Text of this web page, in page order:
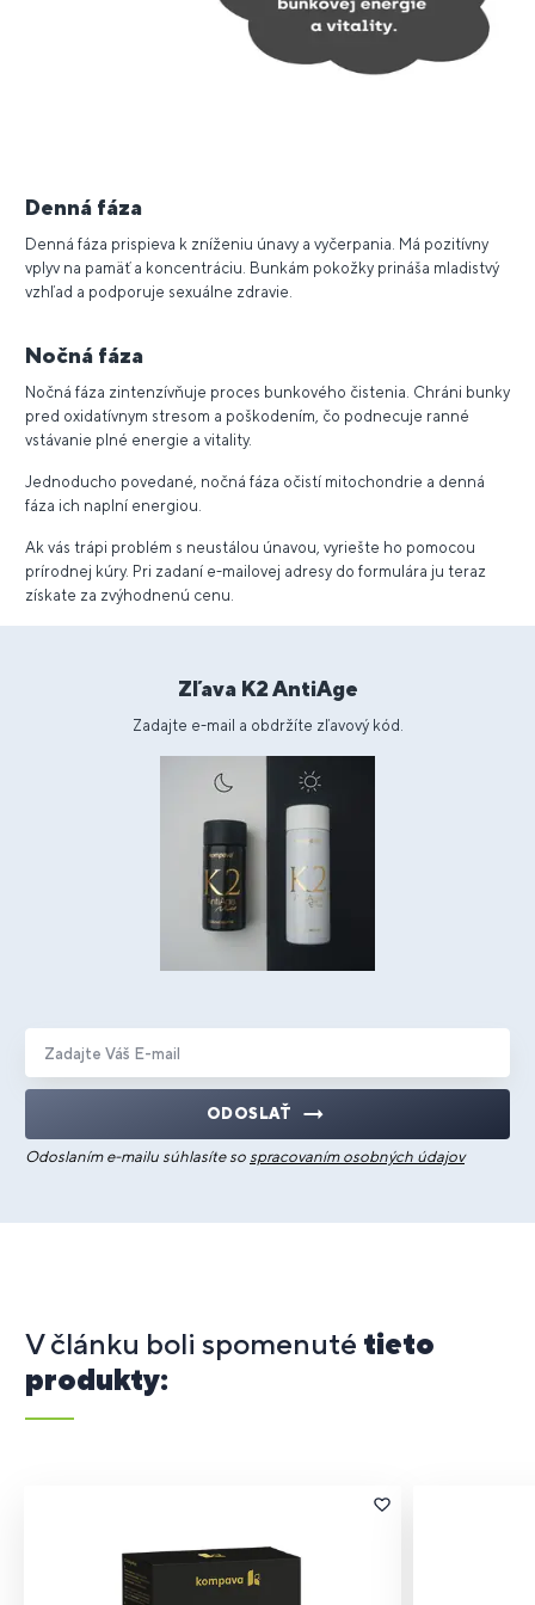
Denná fáza
Denná fáza prispieva k zníženiu únavy a vyčerpania. Má pozitívny
vplyv na pamäť a koncentráciu. Bunkám pokožky prináša mladistvý
vzhľad a podporuje sexuálne zdravie.
Nočná fáza
Nočná fáza zintenzívňuje proces bunkového čistenia. Chráni bunky
pred oxidatívnym stresom a poškodením, čo podnecuje ranné
vstávanie plné energie a vitality.
Jednoducho povedané, nočná fáza očistí mitochondrie a denná
fáza ich naplní energiou.
Ak vás trápi problém s neustálou únavou, vyriešte ho pomocou
prírodnej kúry. Pri zadaní e-mailovej adresy do formulára ju teraz
získate za zvýhodnenú cenu.
Zľava K2 AntiAge
Zadajte e-mail a obdržíte zľavový kód.
Zadajte Váš E-mail
ODOSLAŤ
Odoslaním e-mailu súhlasíte so spracovaním osobných údajov
V článku boli spomenuté tieto
produkty: